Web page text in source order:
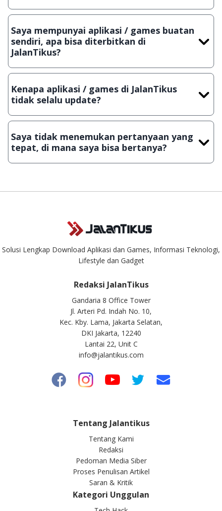
Meskipun dibagikan secara gratis, namun ada beberapa
hanya bisa digunakan dalam jangka waktu tertentu dan jika
ingin lanjut menggunakannya kamu harus membeli lisensi
aslinya.
Saya mempunyai aplikasi / games buatan
sendiri, apa bisa diterbitkan di
JalanTikus?
Tentu saja bisa. Silahkan kirim email keinfo@jalantikus.com
Lampiran File instalasi / (APK) jika Android
Kenapa aplikasi / games di JalanTikus
tidak selalu update?
Demi menjaga kualitas aplikasi dan games yang ada di
download secara manual, sehingga kuota sebesar ribuan
aplikasi & games tidak dapat tercapai dalam waktu yang
singkat.
Saya tidak menemukan pertanyaan yang
tepat, di mana saya bisa bertanya?
Kami dengan senang hati menjawab setiap pertanyaan yang
Solusi Lengkap Download Aplikasi dan Games, Informasi Teknologi,
Lifestyle dan Gadget
Redaksi JalanTikus
Gandaria 8 Office Tower
Jl. Arteri Pd. Indah No. 10,
Kec. Kby. Lama, Jakarta Selatan,
DKI Jakarta, 12240
Lantai 22, Unit C
info@jalantikus.com
Tentang Jalantikus
Tentang Kami
Redaksi
Pedoman Media Siber
Proses Penulisan Artikel
Saran & Kritik
Kategori Unggulan